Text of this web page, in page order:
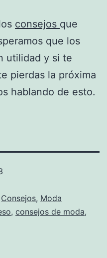
consejos que
que los
utilidad y si te
pierdas la próxima
hablando de esto.
Consejos, Moda
, consejos de moda,